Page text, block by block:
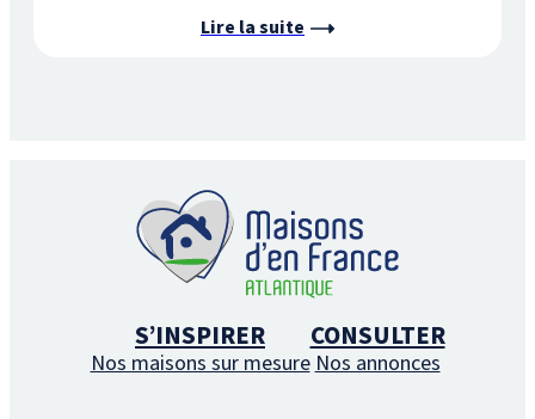
Lire la suite
S’INSPIRER
Nos maisons sur mesure
CONSULTER
Nos annonces